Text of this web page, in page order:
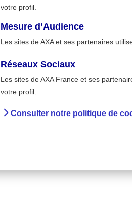
Accueil
Stress
votre profil.
Mesure d’Audience
Les sites de AXA et ses partenaires
Réseaux Sociaux
Les sites de AXA France et ses
votre profil.
Consulter notre politique de